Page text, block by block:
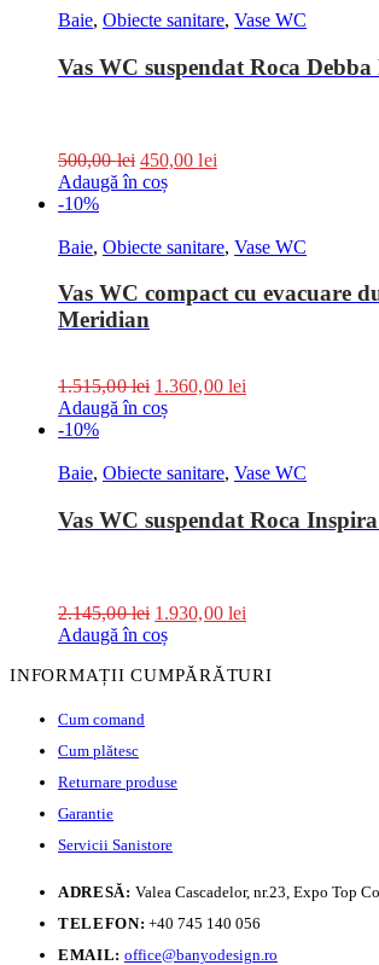
Baie, Obiecte sanitare, Vase WC
Vas WC suspendat Roca Debba
500,00lei 450,00lei
Adaugă în coș
-10%
Baie, Obiecte sanitare, Vase WC
Vas WC compact cu evacuare
Meridian
1.515,00lei 1.360,00 lei
Adaugă în coș
-10%
Baie, Obiecte sanitare, Vase WC
Vas WC suspendat Roca
2.145,00lei 1.930,00 lei
Adaugă în coș
INFORMAȚII CUMPĂRĂTURI
Cum comand
Cum plătesc
Returnare produse
Garantie
Servicii Sanistore
ADRESĂ: Valea Cascadelor, nr.23, Expo Top
TELEFON: +40 745 140 056
EMAIL: office@banyodesign.ro